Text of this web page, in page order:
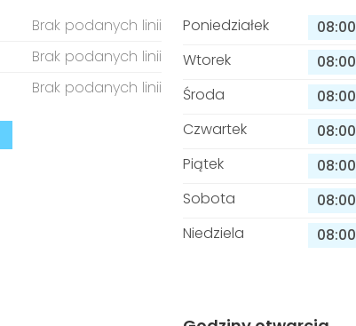
Brak podanych linii
Brak podanych linii
Brak podanych linii
Poniedziałek 08:00
Wtorek
08:00
Środa
08:00
Czwartek
08:00
Piątek
08:00
Sobota
08:00
Niedziela
08:00